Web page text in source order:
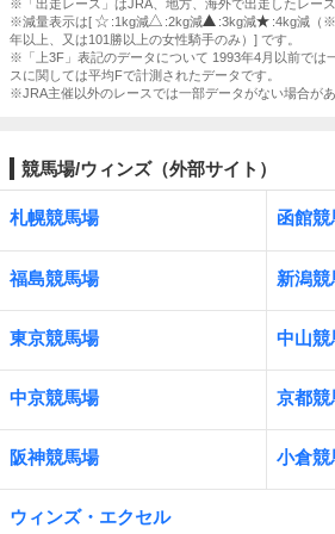
※「出走レース」はJRA、地方、海外で出走したレース
※減量表示は[
:1kg減 :2kg減 :3kg減 :4kg減（※
年以上、又は101勝以上の女性騎手のみ）] です。
※「上3F」表記のデータについて 1993年4月以前では
スに関しては平均Fで計測されたデータです。
※JRA主催以外のレースでは一部データがない場合があ
競馬場/ウィンズ（外部サイト）
札幌競馬場 函館競
福島競馬場 新潟競
東京競馬場 中山競
中京競馬場 京都競
阪神競馬場 小倉競
ウィンズ・エクセル